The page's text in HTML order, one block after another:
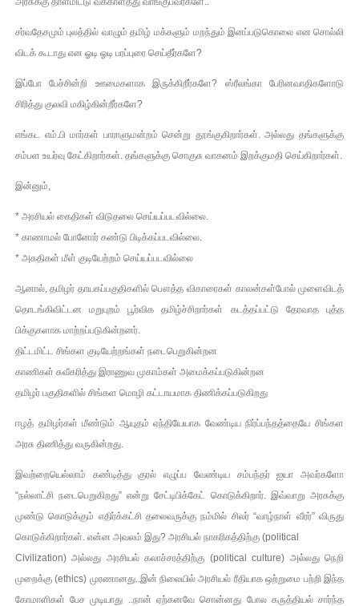
சர்வதேசமும் புலத்தில் வாழும் தமிழ் மக்களும் மறந்தும் இனப்படுகொலை என சொல்லி
விடக் கூடாது என ஓடி ஓடி பரப்புரை செய்தீர்களே?
இப்போ பேச்சின்றி ஊமைகளாக இருக்கிறீர்களே? ஸ்ரீலங்கா பேரினவாதிகளோடு
சிரித்து குலவி மகிழ்கின்றீர்களே?
எங்கட எம்.பி மார்கள் பாராளுமன்றம் சென்று தூங்குகிறார்கள். அல்லது தங்களுக்கு
சம்பள உயர்வு கேட்கிறார்கள். தங்களுக்கு சொகுசு வாகனம் இறக்குமதி செய்கிறார்கள்.
இன்னும்,
* அரசியல் கைதிகள் விடுதலை செய்யப்படவில்லை.
* காணாமல் போனோர் கண்டு பிடிக்கப்படவில்லை.
* அகதிகள் மீள் குடியேற்றம் செய்யப்படவில்லை
ஆனால், தமிழர் தாயகப்பகுதிகளில் பௌத்த விகாரைகள் காலன்கள்போல் முளைவிடத்
தொடங்கிவிட்டன மறுபுறம் பூர்விக தமிழ்ச்சிறார்கள் கடத்தப்பட்டு தேரவாத புத்த
பிக்குகளாக மாற்றப்படுகின்றனர்.
திட்டமிட்ட சிங்கள குடியேற்றங்கள் நடைபெறுகின்றன
காணிகள் சுவீகரித்து இராணுவ முகாம்கள் அமைக்கப்படுகின்றன
தமிழர் பகுதிகளில் சிங்கள மொழி கட்டாயமாக திணிக்கப்படுகிறது
ஈழத் தமிழர்கள் மீண்டும் ஆயுதம் ஏந்தியேயாக வேண்டிய நிர்ப்பந்தத்தையே சிங்கள
அரசு திணித்து வருகின்றது.
இவற்றையெல்லாம் கண்டித்து குரல் எழுப்ப வேண்டிய சம்பந்தர் ஐயா அவர்களோ
“நல்லாட்சி நடைபெறுகிறது” என்று சேட்டிபிக்கேட் கொடுக்கிறார். இவ்வாறு அரசுக்கு
முண்டு கொடுக்கும் எதிர்க்கட்சி தலைவருக்கு நம்மில் சிலர் “வாழ்நாள் வீரர்” விருது
கொடுக்கிறார்கள். என்ன அவலம் இது? அரசியல் நாகரிகத்திற்கு (political
Civilization) அல்லது அரசியல் கலாச்சரத்திற்கு (political culture) அல்லது நெறி
முறைக்கு (ethics) முரணானது..இன் நிலையில் அரசியல் ரீதியாக ஒற்றுமை பற்றி இந்த
கோமாளிகள் பேச முடியாது ..நான் ஏற்கனவே சொன்னது போல கருத்தியல் சார்ந்த